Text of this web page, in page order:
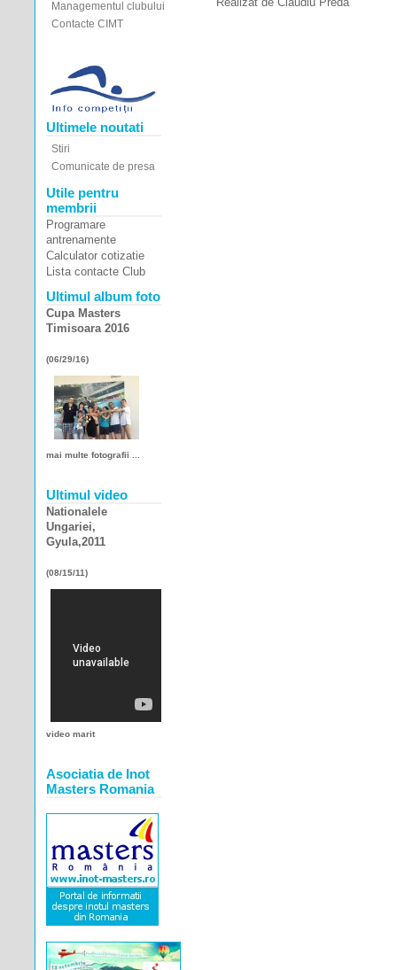
Managementul clubului
Contacte CIMT
Ultimele noutati
Stiri
Comunicate de presa
Utile pentru
membrii
Programare
antrenamente
Calculator cotizatie
Lista contacte Club
Ultimul album foto
Cupa Masters
Timisoara 2016
(06/29/16)
mai multe fotografii ...
Ultimul video
Nationalele
Ungariei,
Gyula,2011
(08/15/11)
video marit
Asociatia de Inot
Masters Romania